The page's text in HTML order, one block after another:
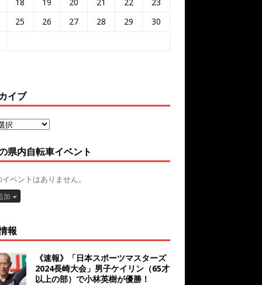
25
26 27 28 29 30
イブ
県内自転車イベント
ベントはありません。
加
報
《速報》「日本スポーツマスターズ
2024長崎大会」男子ケイリン（65才
以上の部）で小林英樹が優勝！